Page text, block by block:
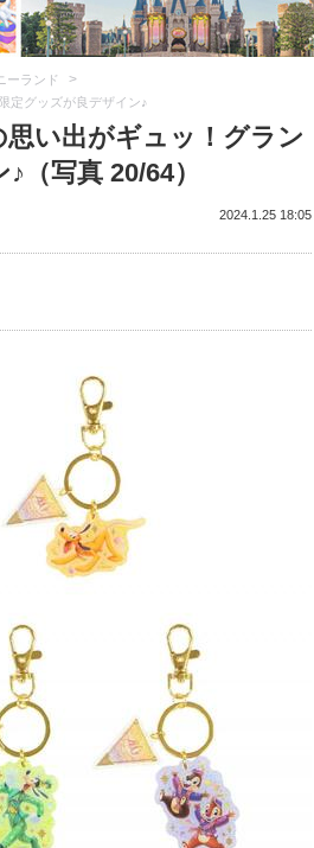
ーランド >
定グッズが良デザイン♪
思い出がギュッ！グラン
（写真 20/64）
2024.1.25 18:05